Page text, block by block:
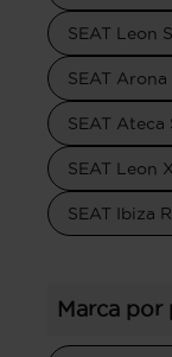
SEAT Leon
SEAT
SEAT
SEAT Leon
SEAT Ibiza
Marca por